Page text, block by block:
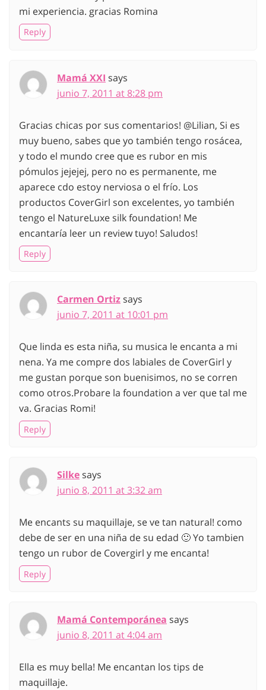
mi experiencia. gracias Romina
Reply
Mamá XXI says
junio 7, 2011 at 8:28 pm
Gracias chicas por sus comentarios! @Lilian, Si es
muy bueno, sabes que yo también tengo rosácea,
y todo el mundo cree que es rubor en mis
pómulos jejejej, pero no es permanente, me
aparece cdo estoy nerviosa o el frío. Los
productos CoverGirl son excelentes, yo también
tengo el NatureLuxe silk foundation! Me
encantaría leer un review tuyo! Saludos!
Reply
Carmen Ortizsays
junio 7, 2011 at 10:01 pm
Que linda es esta niña, su musica le encanta a mi
nena. Ya me compre dos labiales de CoverGirl y
me gustan porque son buenisimos, no se corren
como otros.Probare la foundation a ver que tal me
va. Gracias Romi!
Reply
Silkesays
junio 8, 2011 at 3:32 am
Me encants su maquillaje, se ve tan natural! como
debe de ser en una niña de su edad 🙂 Yo tambien
tengo un rubor de Covergirl y me encanta!
Reply
Mamá Contemporánea says
junio 8, 2011 at 4:04 am
Ella es muy bella! Me encantan los tips de
maquillaje.